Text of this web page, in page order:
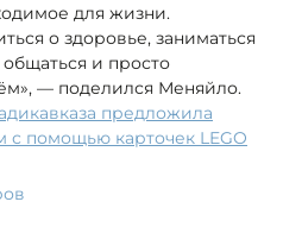
для жизни.
о здоровье, заниматься
и просто
— поделился Меняйло.
предложила
с помощью карточек LEGO